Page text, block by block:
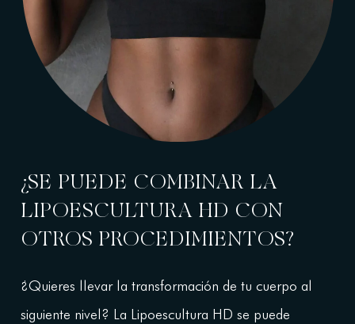
¿SE PUEDE COMBINAR LA
LIPOESCULTURA HD CON
OTROS PROCEDIMIENTOS?
¿Quieres llevar la transformación de tu cuerpo al
siguiente nivel? La Lipoescultura HD se puede